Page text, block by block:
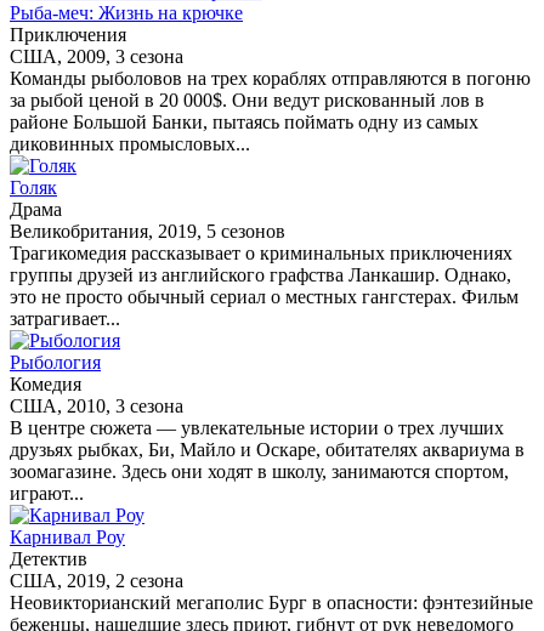
Рыба-меч: Жизнь на крючке
Приключения
США, 2009, 3 сезона
Команды рыболовов на трех кораблях отправляются в погоню
за рыбой ценой в 20 000$. Они ведут рискованный лов в
районе Большой Банки, пытаясь поймать одну из самых
диковинных промысловых...
Голяк
Драма
Великобритания, 2019, 5 сезонов
Трагикомедия рассказывает о криминальных приключениях
группы друзей из английского графства Ланкашир. Однако,
это не просто обычный сериал о местных гангстерах. Фильм
затрагивает...
Рыбология
Комедия
США, 2010, 3 сезона
В центре сюжета — увлекательные истории о трех лучших
друзьях рыбках, Би, Майло и Оскаре, обитателях аквариума в
зоомагазине. Здесь они ходят в школу, занимаются спортом,
играют...
Карнивал Роу
Детектив
США, 2019, 2 сезона
Неовикторианский мегаполис Бург в опасности: фэнтезийные
беженцы, нашедшие здесь приют, гибнут от рук неведомого